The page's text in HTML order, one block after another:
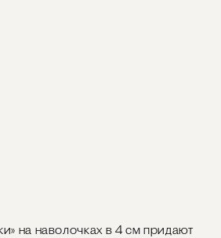
на наволочках в 4 см придают